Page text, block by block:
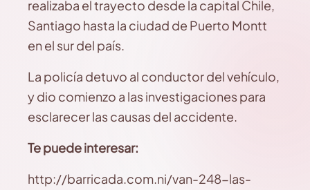
realizaba el trayecto desde la capital Chile,
Santiago hasta la ciudad de Puerto Montt
en el sur del país.
La policía detuvo al conductor del vehículo,
y dio comienzo a las investigaciones para
esclarecer las causas del accidente.
Te puede interesar:
http://barricada.com.ni/van-248-las-